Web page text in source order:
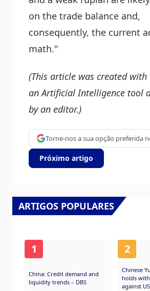
on the trade balance and,
consequently, the current
math."
(This article was created
an Artificial Intelligence tool
by an editor.)
Torne-nos a sua opção preferida
Próximo artigo
ARTIGOS POPULARES
1
China: Credit demand and
liquidity trends – DBS
2
Chinese
holds
against